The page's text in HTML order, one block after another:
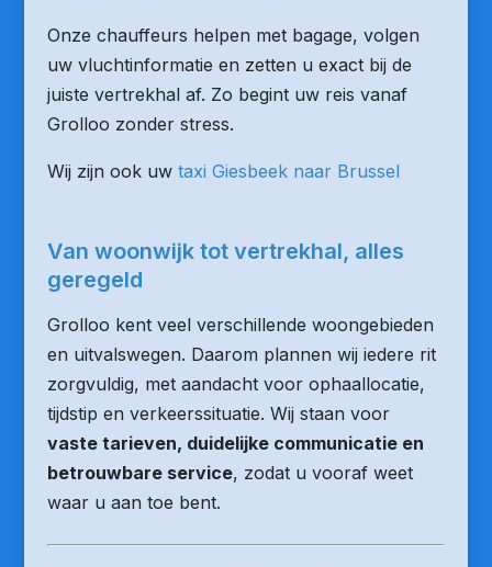
Onze chauffeurs helpen met bagage, volgen
uw vluchtinformatie en zetten u exact bij de
juiste vertrekhal af. Zo begint uw reis vanaf
Grolloo zonder stress.
Wij zijn ook uw taxi Giesbeek naar Brussel
Van woonwijk tot vertrekhal, alles
geregeld
Grolloo kent veel verschillende woongebieden
en uitvalswegen. Daarom plannen wij iedere rit
zorgvuldig, met aandacht voor ophaallocatie,
tijdstip en verkeerssituatie. Wij staan voor
vaste tarieven, duidelijke communicatie en
betrouwbare service, zodat u vooraf weet
waar u aan toe bent.